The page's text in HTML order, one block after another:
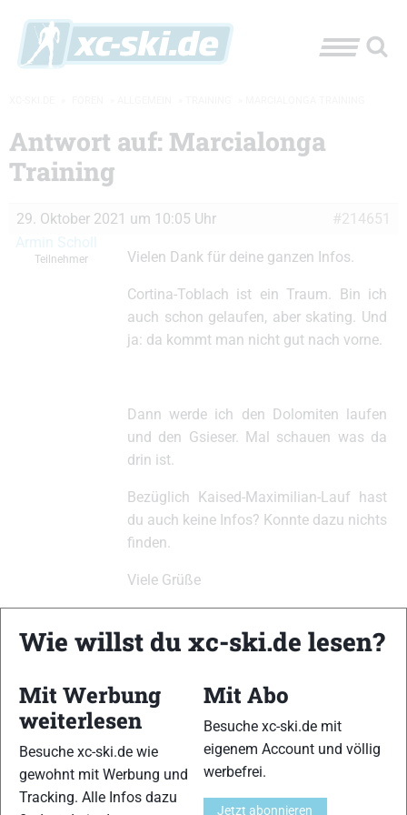
Antwort auf: Marcialonga
Training
29. Oktober 2021 um 10:05 Uhr
#214651
Armin Scholl
Teilnehmer Vielen Dank für deine ganzen Infos.
Cortina-Toblach ist ein Traum. Bin ich
auch schon gelaufen, aber skating. Und
ja: da kommt man nicht gut nach vorne.
Dann werde ich den Dolomiten laufen
und den Gsieser. Mal schauen was da
drin ist.
Bezüglich Kaised-Maximilian-Lauf hast
du auch keine Infos? Konnte dazu nichts
finden.
Viele Grüße
xc-ski.de ist DAS deutschsprachige Portal mit aktuellen
Wie willst du xc-ski.de lesen?
Mit Werbung
weiterlesen
Besuche xc-ski.de wie
gewohnt mit Werbung und
Tracking. Alle Infos dazu
Mit Abo
Besuche xc-ski.de mit
eigenem Account und völlig
werbefrei.
Jetzt abonnieren